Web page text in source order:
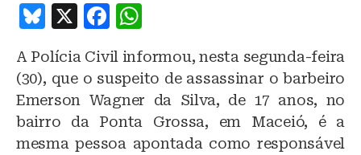
B
lu
e
s
k
y
X
F
c
e
b
o
at
s
A
p
A Polícia Civil informou, nesta segunda-feira
(30), que o suspeito de assassinar o barbeiro
Emerson Wagner da Silva, de 17 anos, no
bairro da Ponta Grossa, em Maceió, é a
mesma pessoa apontada como responsável